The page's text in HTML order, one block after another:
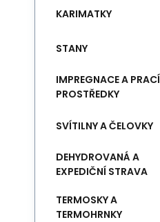
KARIMATKY
STANY
IMPREGNACE A PRACÍ
PROSTŘEDKY
SVÍTILNY A ČELOVKY
DEHYDROVANÁ A
EXPEDIČNÍ STRAVA
TERMOSKY A
TERMOHRNKY